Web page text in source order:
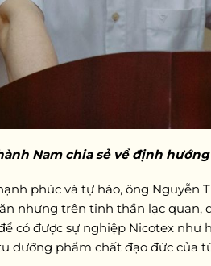
Nam chia sẻ về định
phúc và tự hào, ông Nguyễn
nhưng trên tinh thần lạc
có được sự nghiệp Nicotex
dưỡng phẩm chất đạo đức của